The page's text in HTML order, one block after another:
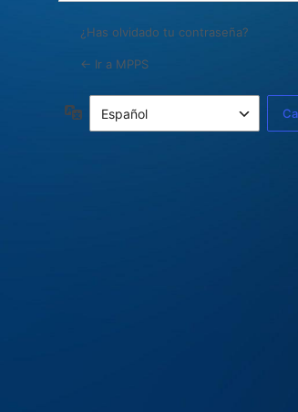
¿Has olvidado tu contraseña?
← Ir a MPPS
Idioma